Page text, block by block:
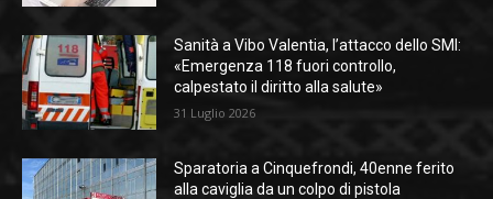
Sanità a Vibo Valentia, l’attacco dello SMI:
«Emergenza 118 fuori controllo,
calpestato il diritto alla salute»
31 Luglio 2026
Sparatoria a Cinquefrondi, 40enne ferito
alla caviglia da un colpo di pistola